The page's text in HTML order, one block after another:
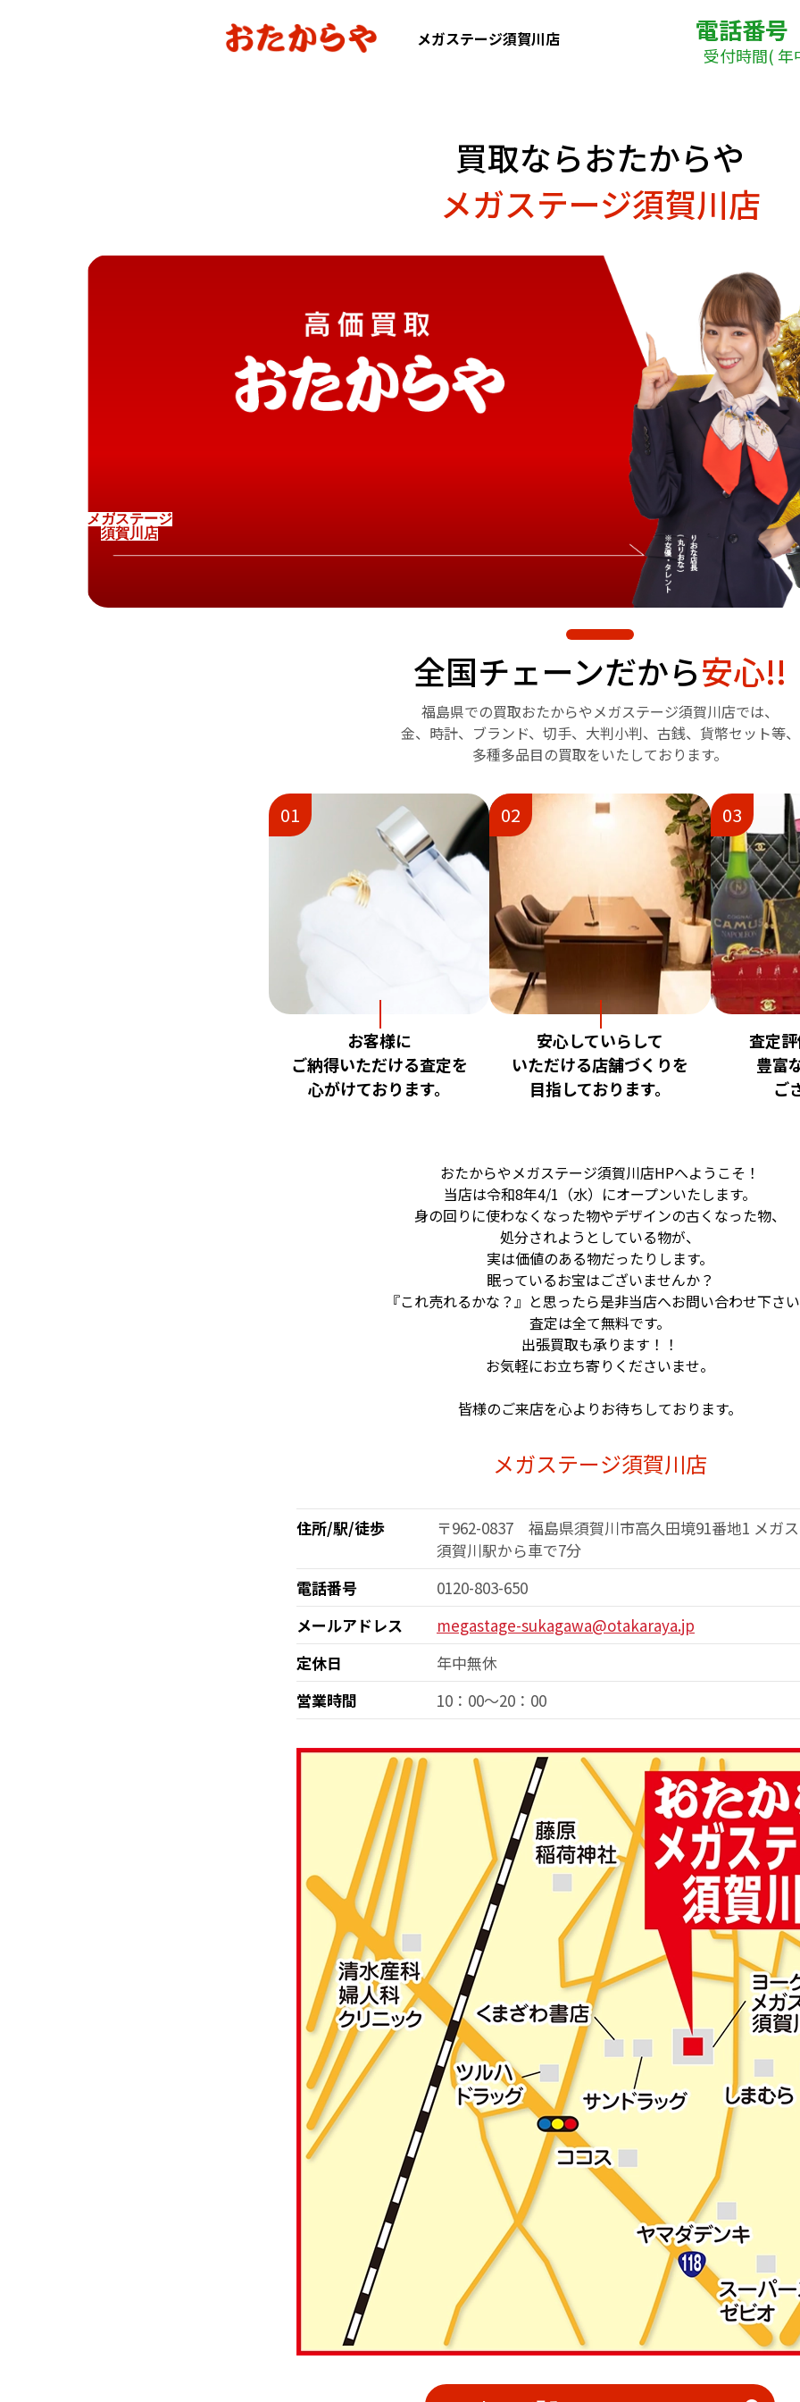
メガステージ須賀川店 電話番号
受付時間( 年
買取ならおたからや
メガステージ須賀川店
メ ガステージ
須賀川 店
全国チェーンだから安心!!
福島県での買取おたからやメガステージ須賀川店では、
金、時計、ブランド、切手、 大判小判、古銭、貨幣セット等、
多種多品目の買取をいたしております。
01
お客様に
ご納得いただける査定を
心がけております。
02
安心していらして
いただける店舗づくりを
目指しております。
03
査定
豊富
ご
おたからやメガステージ須賀川店HPへようこそ！
当店は令和8年4/1（水）にオープンいたします。
身の回りに使わなくなった物やデザインの古くなった物、
処分されようとしている物が、
実は価値のある物だったりします。
眠っているお宝はございませんか？
『これ売れるかな？』と思ったら是非当店へお問い合わせ下さい
査定は全て無料です。
出張買取も承ります！！
お気軽にお立ち寄りくださいませ。
皆様のご来店を心よりお待ちしております。
メガステージ須賀川店
住所/駅/徒歩 〒962-0837 福島県須賀川市高久田境91番地1 メガ
須賀川駅から車で7分
電話番号
0120-803-650
メールアドレス
megastage-sukagawa@otakaraya.jp
定休日
年中無休
営業時間
10：00～20：00